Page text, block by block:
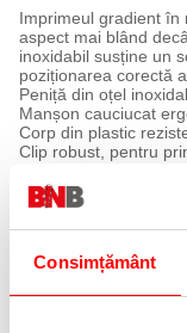
Consimțământ
Imprimeul gradient în
aspect mai blând
inoxidabil susține un
poziționarea corectă
Peniță din oțel
Manșon cauciucat
Corp din plastic
Clip robust, pentru
Specificații
Tip:Clasic
Destinat pentru:
Alimentare:patroane
Incluse:1 cartuș de